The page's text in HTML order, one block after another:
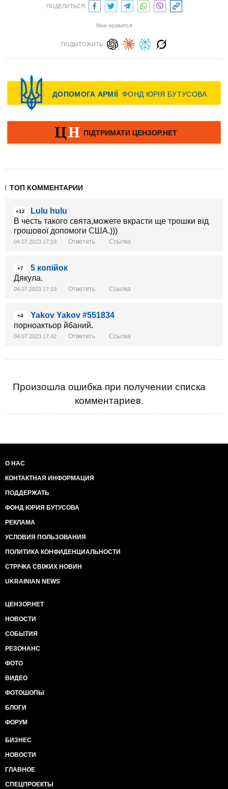
ПОДЕЛИТЬСЯ:
Мне нравится
ПОДЫТОЖИТЬ:
ТОП КОММЕНТАРИИ
+12
Lulu hulu
В честь такого свята,можете вкрасти ще трошки від
грошової допомоги США.)))
04.07.2023 17:19 Ответить Ссылка
+7
5 копійок
Дякула.
04.07.2023 17:19 Ответить Ссылка
+4
Yakov Yakov #551834
порноактьор йбаний.
04.07.2023 17:42 Ответить Ссылка
Произошла ошибка при получении списка
комментариев.
О НАС
КОНТАКТНАЯ ИНФОРМАЦИЯ
ПОДДЕРЖАТЬ
ФОНД ЮРИЯ БУТУСОВА
РЕКЛАМА
УСЛОВИЯ ПОЛЬЗОВАНИЯ
ПОЛИТИКА КОНФИДЕНЦИАЛЬНОСТИ
СТРІЧКА СВІЖИХ НОВИН
UKRAINIAN NEWS
ЦЕНЗОР.НЕТ
НОВОСТИ
СОБЫТИЯ
РЕЗОНАНС
ФОТО
ВИДЕО
ФОТОШОПЫ
БЛОГИ
ФОРУМ
БИЗНЕС
НОВОСТИ
ГЛАВНОЕ
СПЕЦПРОЕКТЫ